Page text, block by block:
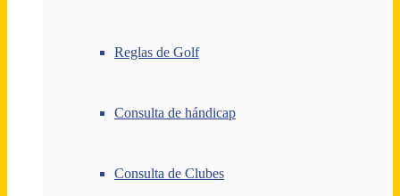
Reglas de Golf
Consulta de hándicap
Consulta de Clubes